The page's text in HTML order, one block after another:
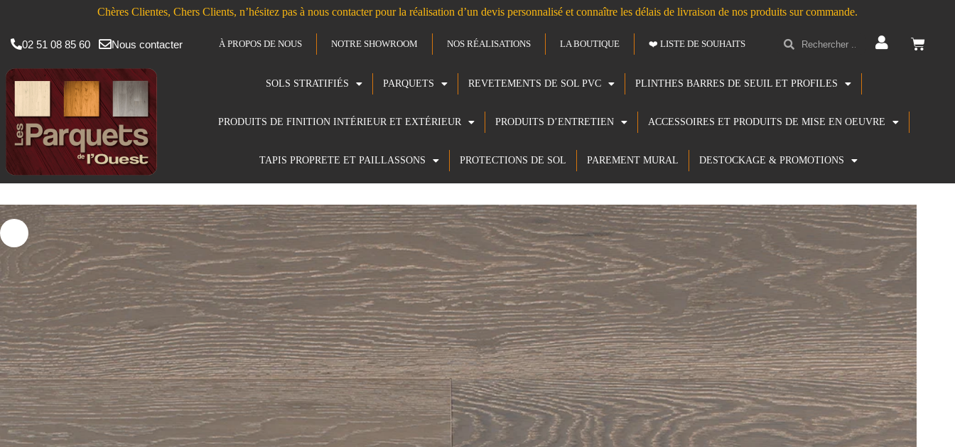
Chères Clientes, Chers Clients, n’hésitez pas à nous contacter pour la réalisation d’un devis personnalisé et connaître les délais de livraison de nos produits sur commande.
02 51 08 85 60 Nous contacter À PROPOS DE NOUS NOTRE SHOWROOM NOS RÉALISATIONS LA BOUTIQUE ❤️ LISTE DE SOUHAITS
SOLS STRATIFIÉS PARQUETS REVETEMENTS DE SOL PVC PLINTHES BARRES DE SEUIL ET PROFILES
PRODUITS DE FINITION INTÉRIEUR ET EXTÉRIEUR PRODUITS D’ENTRETIEN ACCESSOIRES ET PRODUITS DE MISE EN OEUVRE
TAPIS PROPRETE ET PAILLASSONS PROTECTIONS DE SOL PAREMENT MURAL DESTOCKAGE & PROMOTIONS